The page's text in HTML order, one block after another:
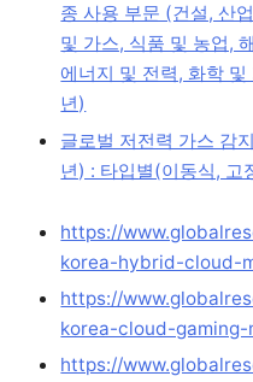
종 사용 부문 (건설, 산
및 가스, 식품 및 농업,
에너지 및 전력, 화학
년)
글로벌 저전력 가스 감
년) : 타입별(이동식, 고
https://
korea-hybrid-cloud-
https://
korea-cloud-
https://